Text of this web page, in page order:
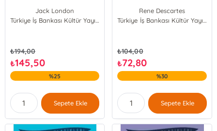
Jack London
Türkiye İş Bankası Kültür Yayınları
₺194,00
₺145,50
%25
Sepete Ekle
Rene Descartes
Türkiye İş Bankası Kültür Yayınları
₺104,00
₺72,80
%30
Sepete Ekle